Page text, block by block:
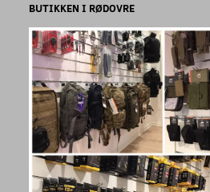
BUTIKKEN I RØDOVRE